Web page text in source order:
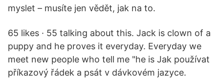
myslet – musíte jen vědět, jak na to.
65 likes · 55 talking about this. Jack is clown of a
puppy and he proves it everyday. Everyday we
meet new people who tell me "he is Jak používat
příkazový řádek a psát v dávkovém jazyce.